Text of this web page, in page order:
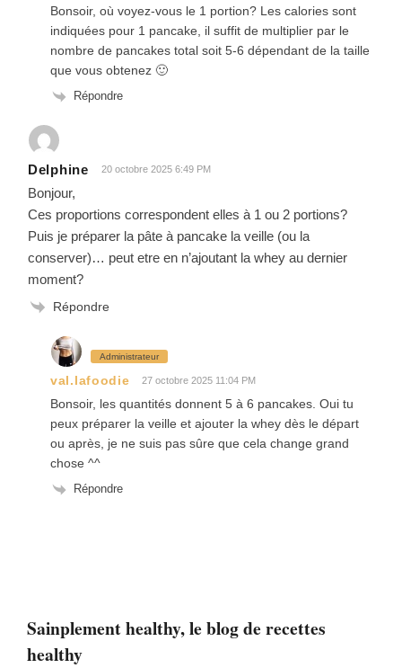
Sainplement healthy, le blog de recettes
healthy
Bonsoir, où voyez-vous le 1 portion? Les calories sont
indiquées pour 1 pancake, il suffit de multiplier par le
nombre de pancakes total soit 5-6 dépendant de la taille
que vous obtenez 🙂
Répondre
Delphine 20 octobre 2025 6:49 PM
Bonjour,
Ces proportions correspondent elles à 1 ou 2 portions?
Puis je préparer la pâte à pancake la veille (ou la
conserver)… peut etre en n’ajoutant la whey au dernier
moment?
Répondre
Administrateur
val.lafoodie 27 octobre 2025 11:04 PM
Bonsoir, les quantités donnent 5 à 6 pancakes. Oui tu
peux préparer la veille et ajouter la whey dès le départ
ou après, je ne suis pas sûre que cela change grand
chose ^^
Répondre